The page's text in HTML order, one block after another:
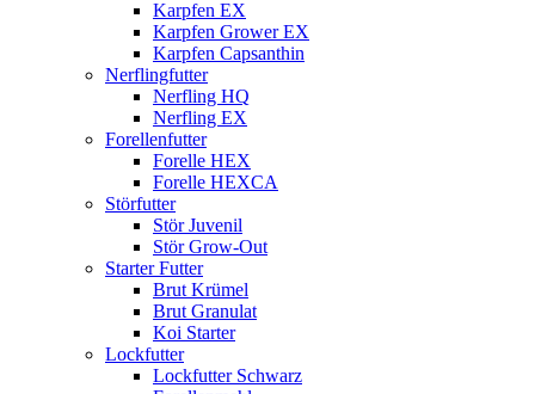
Karpfen EX
Karpfen Grower EX
Karpfen Capsanthin
Nerflingfutter
Nerfling HQ
Nerfling EX
Forellenfutter
Forelle HEX
Forelle HEXCA
Störfutter
Stör Juvenil
Stör Grow-Out
Starter Futter
Brut Krümel
Brut Granulat
Koi Starter
Lockfutter
Lockfutter Schwarz